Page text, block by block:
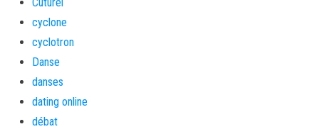
cyclone
cyclotron
Danse
danses
dating online
débat